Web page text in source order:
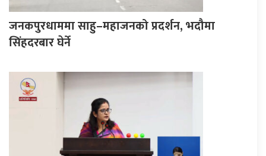
जनकपुरधाममा साहु–महाजनको प्रदर्शन, भदौमा
सिंहदरबार घेर्ने